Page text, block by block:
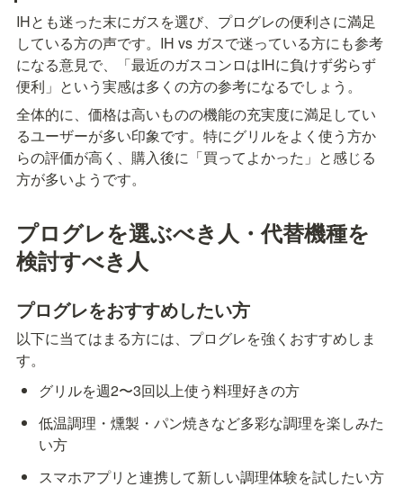
IHとも迷った末にガスを選び、プログレの便利さに満足
している方の声です。IH vs ガスで迷っている方にも参考
になる意見で、「最近のガスコンロはIHに負けず劣らず
便利」という実感は多くの方の参考になるでしょう。
全体的に、価格は高いものの機能の充実度に満足してい
るユーザーが多い印象です。特にグリルをよく使う方か
らの評価が高く、購入後に「買ってよかった」と感じる
方が多いようです。
プログレを選ぶべき人・代替機種を
検討すべき人
プログレをおすすめしたい方
以下に当てはまる方には、プログレを強くおすすめしま
す。
グリルを週2〜3回以上使う料理好きの方
低温調理・燻製・パン焼きなど多彩な調理を楽しみた
い方
スマホアプリと連携して新しい調理体験を試したい方